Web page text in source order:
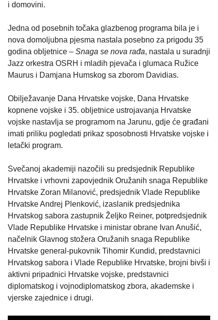
i domovini.
Jedna od posebnih točaka glazbenog programa bila je i
nova domoljubna pjesma nastala posebno za prigodu 35
godina obljetnice – Snaga se nova rađa, nastala u suradnji
Jazz orkestra OSRH i mladih pjevača i glumaca Ružice
Maurus i Damjana Humskog sa zborom Davidias.
Obilježavanje Dana Hrvatske vojske, Dana Hrvatske
kopnene vojske i 35. obljetnice ustrojavanja Hrvatske
vojske nastavlja se programom na Jarunu, gdje će građani
imati priliku pogledati prikaz sposobnosti Hrvatske vojske i
letački program.
Svečanoj akademiji nazočili su predsjednik Republike
Hrvatske i vrhovni zapovjednik Oružanih snaga Republike
Hrvatske Zoran Milanović, predsjednik Vlade Republike
Hrvatske Andrej Plenković, izaslanik predsjednika
Hrvatskog sabora zastupnik Željko Reiner, potpredsjednik
Vlade Republike Hrvatske i ministar obrane Ivan Anušić,
načelnik Glavnog stožera Oružanih snaga Republike
Hrvatske general-pukovnik Tihomir Kundid, predstavnici
Hrvatskog sabora i Vlade Republike Hrvatske, brojni bivši i
aktivni pripadnici Hrvatske vojske, predstavnici
diplomatskog i vojnodiplomatskog zbora, akademske i
vjerske zajednice i drugi.